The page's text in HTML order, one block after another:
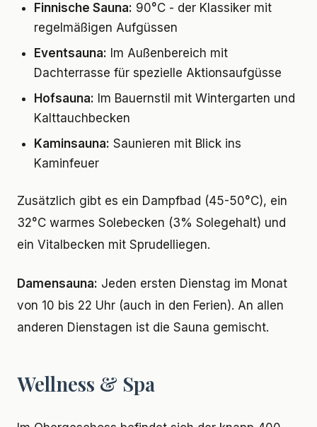
Finnische Sauna: 90°C - der Klassiker mit
regelmäßigen Aufgüssen
Eventsauna: Im Außenbereich mit
Dachterrasse für spezielle Aktionsaufgüsse
Hofsauna: Im Bauernstil mit Wintergarten und
Kalttauchbecken
Kaminsauna: Saunieren mit Blick ins
Kaminfeuer
Zusätzlich gibt es ein Dampfbad (45-50°C), ein
32°C warmes Solebecken (3% Solegehalt) und
ein Vitalbecken mit Sprudelliegen.
Damensauna: Jeden ersten Dienstag im Monat
von 10 bis 22 Uhr (auch in den Ferien). An allen
anderen Dienstagen ist die Sauna gemischt.
Wellness & Spa